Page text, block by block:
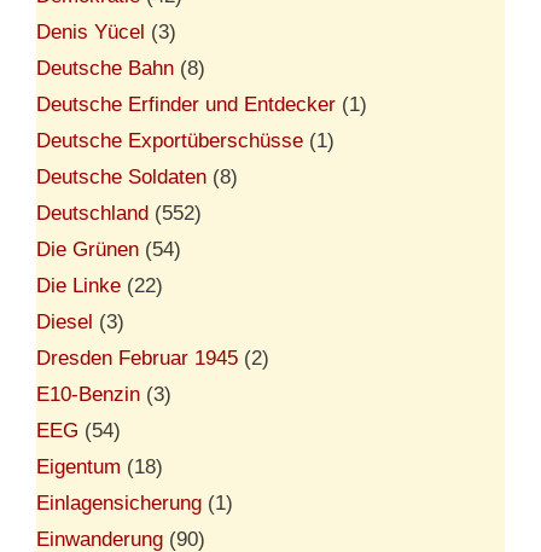
Denis Yücel (3)
Deutsche Bahn (8)
Deutsche Erfinder und Entdecker (1)
Deutsche Exportüberschüsse (1)
Deutsche Soldaten (8)
Deutschland (552)
Die Grünen (54)
Die Linke (22)
Diesel (3)
Dresden Februar 1945 (2)
E10-Benzin (3)
EEG (54)
Eigentum (18)
Einlagensicherung (1)
Einwanderung (90)